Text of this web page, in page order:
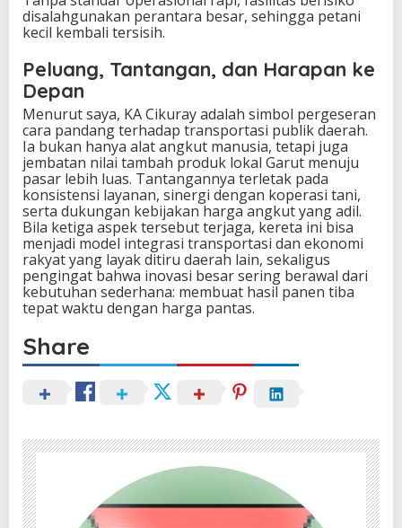
disalahgunakan perantara besar, sehingga petani
kecil kembali tersisih.
Peluang, Tantangan, dan Harapan ke
Depan
Menurut saya, KA Cikuray adalah simbol pergeseran
cara pandang terhadap transportasi publik daerah.
Ia bukan hanya alat angkut manusia, tetapi juga
jembatan nilai tambah produk lokal Garut menuju
pasar lebih luas. Tantangannya terletak pada
konsistensi layanan, sinergi dengan koperasi tani,
serta dukungan kebijakan harga angkut yang adil.
Bila ketiga aspek tersebut terjaga, kereta ini bisa
menjadi model integrasi transportasi dan ekonomi
rakyat yang layak ditiru daerah lain, sekaligus
pengingat bahwa inovasi besar sering berawal dari
kebutuhan sederhana: membuat hasil panen tiba
tepat waktu dengan harga pantas.
Share